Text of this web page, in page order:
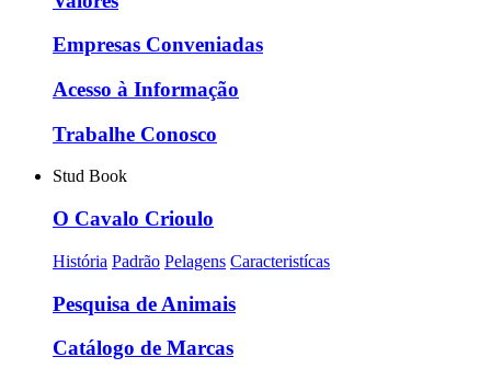
Empresas Conveniadas
Acesso à Informação
Trabalhe Conosco
Stud Book
O Cavalo Crioulo
História Padrão Pelagens Caracteristícas
Pesquisa de Animais
Catálogo de Marcas